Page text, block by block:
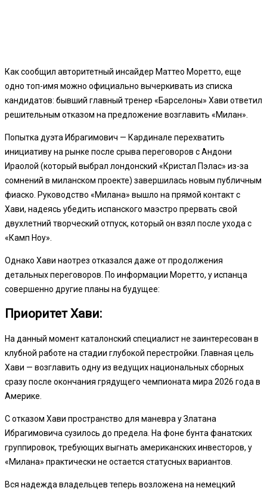
Как сообщил авторитетный инсайдер Маттео Моретто, еще
одно топ-имя можно официально вычеркивать из списка
кандидатов: бывший главный тренер «Барселоны» Хави ответил
решительным отказом на предложение возглавить «Милан».
Попытка дуэта Ибрагимович — Кардинале перехватить
инициативу на рынке после срыва переговоров с Андони
Ираолой (который выбрал лондонский «Кристал Пэлас» из-за
сомнений в миланском проекте) завершилась новым публичным
фиаско. Руководство «Милана» вышло на прямой контакт с
Хави, надеясь убедить испанского маэстро прервать свой
двухлетний творческий отпуск, который он взял после ухода с
«Камп Ноу».
Однако Хави наотрез отказался даже от продолжения
детальных переговоров. По информации Моретто, у испанца
совершенно другие планы на будущее:
Приоритет Хави:
На данный момент каталонский специалист не заинтересован в
клубной работе на стадии глубокой перестройки. Главная цель
Хави — возглавить одну из ведущих национальных сборных
сразу после окончания грядущего чемпионата мира 2026 года в
Америке.
С отказом Хави пространство для маневра у Златана
Ибрагимовича сузилось до предела. На фоне бунта фанатских
группировок, требующих выгнать американских инвесторов, у
«Милана» практически не остается статусных вариантов.
Вся надежда владельцев теперь возложена на немецкий